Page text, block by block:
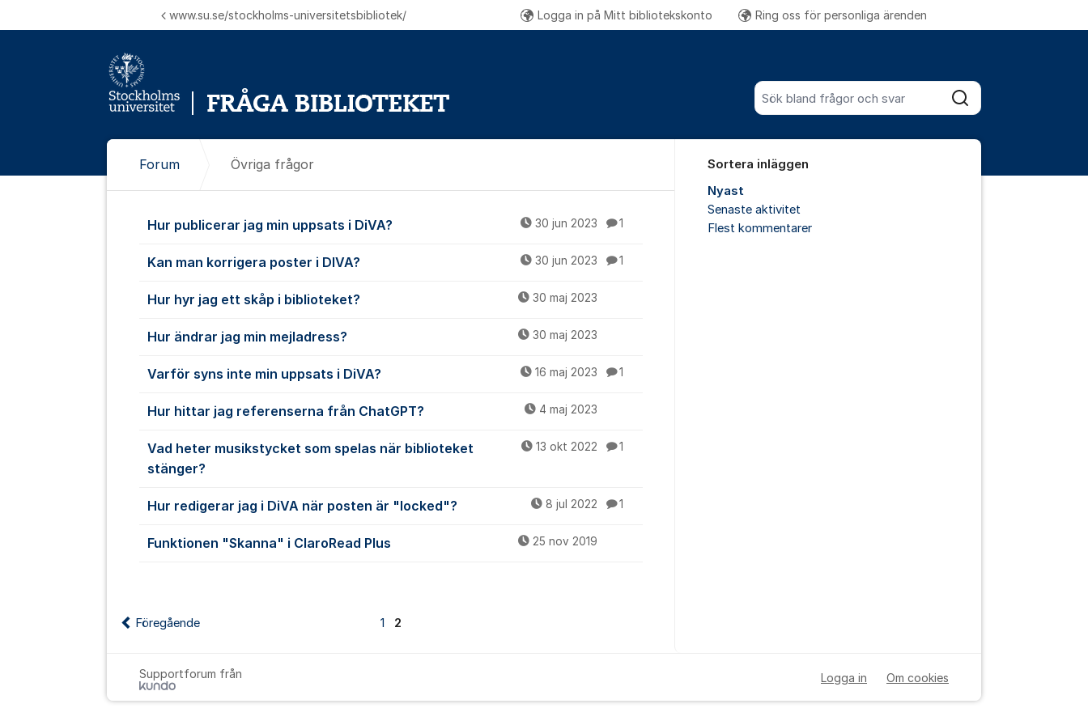
Sök bland alla inlägg
Sök
www.su.se/stockholms-universitetsbibliotek/ Logga in på Mitt bibliotekskonto Ring oss för personliga ärendenFler supportlänkar
Forum Övriga frågor
Övriga frågor
Hur publicerar jag min uppsats i DiVA? 30 jun 2023 1
Kan man korrigera poster i DIVA? 30 jun 2023 1
Hur hyr jag ett skåp i biblioteket? 30 maj 2023
Hur ändrar jag min mejladress? 30 maj 2023
Varför syns inte min uppsats i DiVA? 16 maj 2023 1
Hur hittar jag referenserna från ChatGPT? 4 maj 2023
Vad heter musikstycket som spelas när biblioteket
stänger?
13 okt 2022 1
Hur redigerar jag i DiVA när posten är "locked"? 8 jul 2022 1
Funktionen "Skanna" i ClaroRead Plus 25 nov 2019
Föregående 1 2
Sortera inläggen
Nyast
Senaste aktivitet
Flest kommentarer
Supportforum från Logga in Om cookies